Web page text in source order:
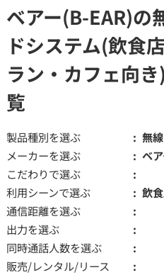
ベアー(B-EAR)の
ドシステム(飲食
ラン・カフェ向
覧
製品種別を選ぶ
無
メーカーを選ぶ
ベ
こだわりで選ぶ
利用シーンで選ぶ
飲
通信距離を選ぶ
出力を選ぶ
同時通話人数を選ぶ
販売/レンタル/リース